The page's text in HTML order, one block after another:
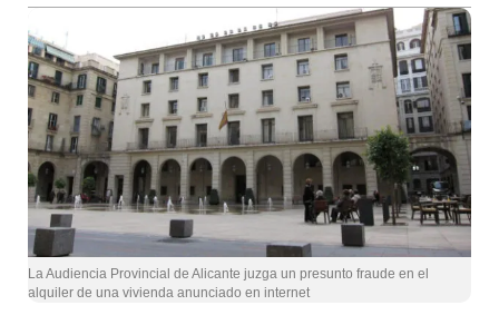
La Audiencia Provincial de Alicante juzga un presunto fraude en el
alquiler de una vivienda anunciado en internet